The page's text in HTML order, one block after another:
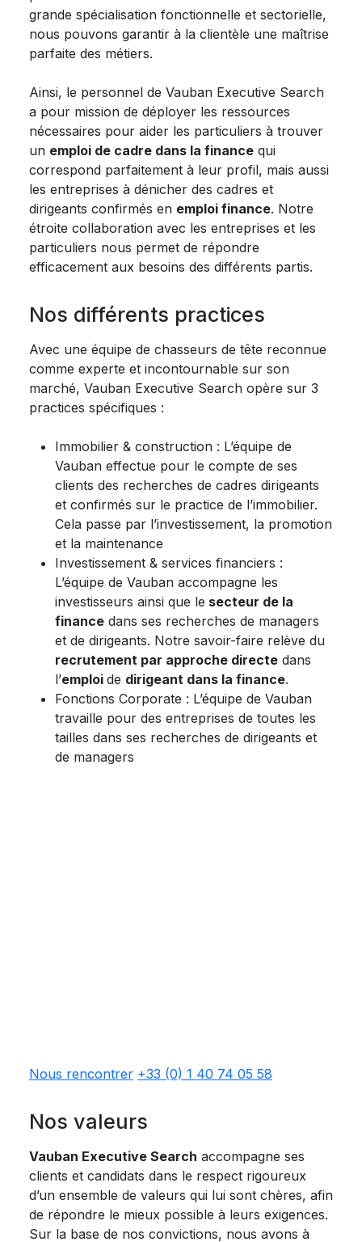
grande spécialisation fonctionnelle et sectorielle,
nous pouvons garantir à la clientèle une maîtrise
parfaite des métiers.
Ainsi, le personnel de Vauban Executive Search
a pour mission de déployer les ressources
nécessaires pour aider les particuliers à trouver
un emploi de cadre dans la finance qui
correspond parfaitement à leur profil, mais aussi
les entreprises à dénicher des cadres et
dirigeants confirmés en emploi finance. Notre
étroite collaboration avec les entreprises et les
particuliers nous permet de répondre
efficacement aux besoins des différents partis.
Nos différents practices
Avec une équipe de chasseurs de tête reconnue
comme experte et incontournable sur son
marché, Vauban Executive Search opère sur 3
practices spécifiques :
Immobilier & construction : L’équipe de
Vauban effectue pour le compte de ses
clients des recherches de cadres dirigeants
et confirmés sur le practice de l’immobilier.
Cela passe par l’investissement, la promotion
et la maintenance
Investissement & services financiers :
L’équipe de Vauban accompagne les
investisseurs ainsi que le secteur de la
finance dans ses recherches de managers
et de dirigeants. Notre savoir-faire relève du
recrutement par approche directe dans
l’emploi de dirigeant dans la finance.
Fonctions Corporate : L’équipe de Vauban
travaille pour des entreprises de toutes les
tailles dans ses recherches de dirigeants et
de managers
Nous rencontrer +33 (0) 1 40 74 05 58
Nos valeurs
Vauban Executive Search accompagne ses
clients et candidats dans le respect rigoureux
d’un ensemble de valeurs qui lui sont chères, afin
de répondre le mieux possible à leurs exigences.
Sur la base de nos convictions, nous avons à